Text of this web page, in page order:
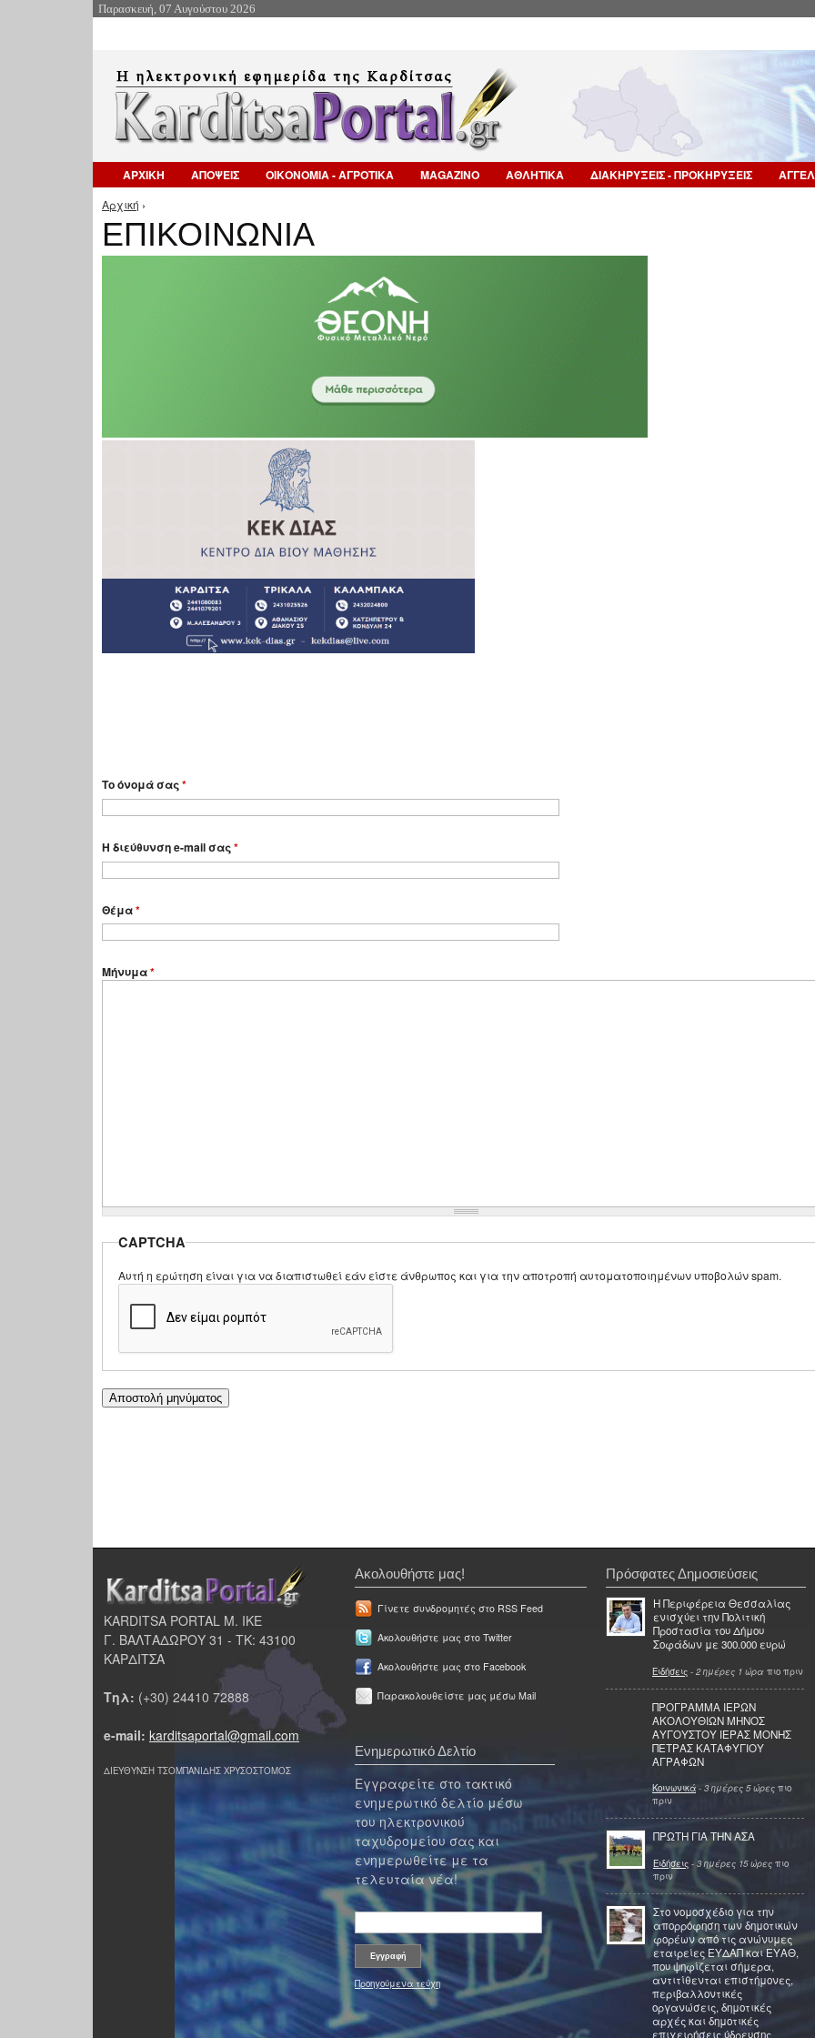
Παρασκευή, 07 Αυγούστου 2026
ΑΡΧΙΚΗ ΑΠΟΨΕΙΣ ΟΙΚΟΝΟΜΙΑ - ΑΓΡΟΤΙΚΑ MAGAZINO ΑΘΛΗΤΙΚΑ ΔΙΑΚΗΡΥΞΕΙΣ - ΠΡΟΚΗΡΥΞΕΙΣ
Είστε εδώ
Αρχική ›
ΕΠΙΚΟΙΝΩΝΙΑ
Το όνομά σας*
Η διεύθυνση e-mail σας*
Θέμα*
Μήνυμα*
CAPTCHA
Αυτή η ερώτηση είναι για να διαπιστωθεί εάν είστε άνθρωπος και για την αποτροπή αυτοματοποιημένων υποβολών spam.
KARDITSA PORTAL Μ. ΙΚΕ
Γ. ΒΑΛΤΑΔΩΡΟΥ 31 - ΤΚ: 43100
ΚΑΡΔΙΤΣΑ
Τηλ: (+30) 24410 72888
e-mail: karditsaportal@gmail.com
ΔΙΕΥΘΥΝΣΗ ΤΣΟΜΠΑΝΙΔΗΣ ΧΡΥΣΟΣΤΟΜΟΣ
Ακολουθήστε μας!
Γίνετε συνδρομητές στο RSS Feed
Ακολουθήστε μας στο Twitter
Ακολουθήστε μας στο Facebook
Παρακολουθείστε μας μέσω Mail
Ενημερωτικό Δελτίο
Εγγραφείτε στο τακτικό
ενημερωτικό δελτίο μέσω
του ηλεκτρονικού
ταχυδρομείου σας και
ενημερωθείτε με τα
τελευταία νέα!
Προηγούμενα τεύχη
Πρόσφατες Δημοσιεύσεις
Η Περιφέρεια Θεσσαλίας
ενισχύει την Πολιτική
Προστασία του Δήμου
Σοφάδων με 300.000 ευρώ
Ειδήσεις - 2 ημέρες 1 ώρα πιο πριν
ΠΡΟΓΡΑΜΜΑ ΙΕΡΩΝ
ΑΚΟΛΟΥΘΙΩΝ ΜΗΝΟΣ
ΑΥΓΟΥΣΤΟΥ ΙΕΡΑΣ ΜΟΝΗΣ
ΠΕΤΡΑΣ ΚΑΤΑΦΥΓΙΟΥ
ΑΓΡΑΦΩΝ
Κοινωνικά - 3 ημέρες 5 ώρες πιο
πριν
ΠΡΩΤΗ ΓΙΑ ΤΗΝ ΑΣΑ
Ειδήσεις - 3 ημέρες 15 ώρες πιο
πριν
Στο νομοσχέδιο για την
απορρόφηση των δημοτικών
φορέων από τις ανώνυμες
εταιρείες ΕΥΔΑΠ και ΕΥΑΘ,
που ψηφίζεται σήμερα,
αντιτίθενται επιστήμονες,
περιβαλλοντικές
οργανώσεις, δημοτικές
αρχές και δημοτικές
επιχειρήσεις ύδρευσης